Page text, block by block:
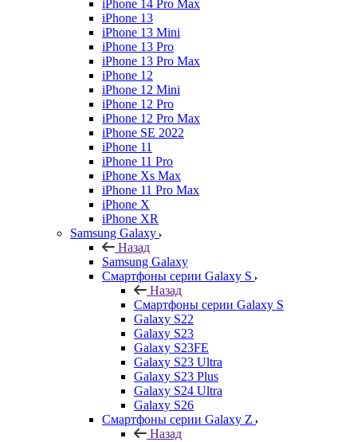
iPhone 14 Pro Max
iPhone 13
iPhone 13 Mini
iPhone 13 Pro
iPhone 13 Pro Max
iPhone 12
iPhone 12 Mini
iPhone 12 Pro
iPhone 12 Pro Max
iPhone SE 2022
iPhone 11
iPhone 11 Pro
iPhone Xs Max
iPhone 11 Pro Max
iPhone X
iPhone XR
Samsung Galaxy
Назад
Samsung Galaxy
Смартфоны серии Galaxy S
Назад
Смартфоны серии Galaxy S
Galaxy S22
Galaxy S23
Galaxy S23FE
Galaxy S23 Ultra
Galaxy S23 Plus
Galaxy S24 Ultra
Galaxy S26
Смартфоны серии Galaxy Z
Назад